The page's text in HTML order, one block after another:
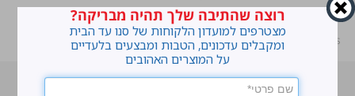
ראשי»Our products»Paper products»Paper towels
רוצה שהתיבה שלך תהיה מבריקה?
מצטרפים למועדון הלקוחות של סנו עד הבית
ומקבלים עדכונים, הטבות ומבצעים בלעדיים
על המוצרים האהובים